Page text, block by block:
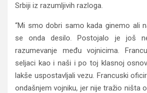
Srbiji iz razumljivih razloga.
“Mi smo dobri samo kada ginemo ali
se onda desilo. Postojalo je još
razumevanje među vojnicima.
seljaci kao i naši i po toj klasnoj
lakše uspostavljali vezu. Francuski
ondašnjem vojniku, jer nije tražio ništa